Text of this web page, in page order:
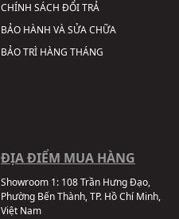
CHÍNH SÁCH ĐỔI TRẢ
BẢO HÀNH VÀ SỬA CHỮA
BẢO TRÌ HÀNG THÁNG
ĐỊA ĐIỂM MUA HÀNG
Showroom 1: 108 Trần Hưng Đạo,
Phường Bến Thành, TP. Hồ Chí Minh,
Việt Nam